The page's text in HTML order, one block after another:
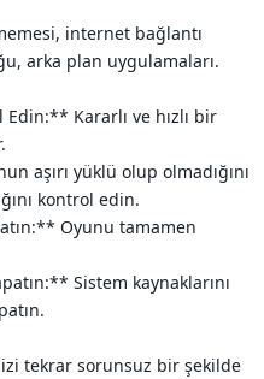
internet bağlantı
arka plan uygulamaları.
Kararlı ve hızlı bir
aşırı yüklü olup olmadığını
kontrol edin.
Oyunu tamamen
Sistem kaynaklarını
tekrar sorunsuz bir şekilde